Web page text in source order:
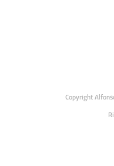
Copyright